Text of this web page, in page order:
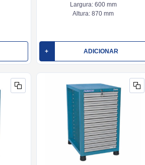
Largura: 600 mm
Altura: 870 mm
+ ADICIONAR